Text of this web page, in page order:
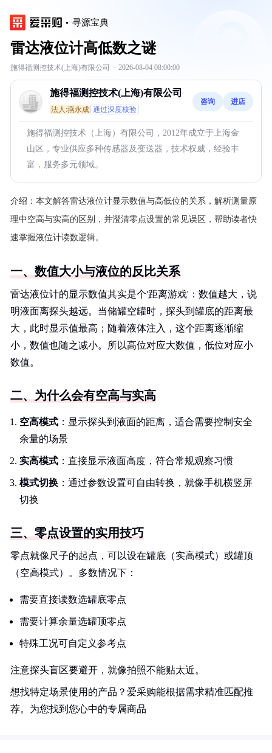
寻源宝典
雷达液位计高低数之谜
施得福测控技术(上海)有限公司 · 2026-08-04 08:00:00
施得福测控技术(上海)有限公司
法人:燕永成 通过深度核验
咨询 进店
施得福测控技术（上海）有限公司，2012年成立于上海金
山区，专业供应多种传感器及变送器，技术权威，经验丰
富，服务多元领域。
介绍： 本文解答雷达液位计显示数值与高低位的关系，解析测量原
理中空高与实高的区别，并澄清零点设置的常见误区，帮助读者快
速掌握液位计读数逻辑。
一、数值大小与液位的反比关系
雷达液位计的显示数值其实是个'距离游戏'：数值越大，说
明液面离探头越远。当储罐空罐时，探头到罐底的距离最
大，此时显示值最高；随着液体注入，这个距离逐渐缩
小，数值也随之减小。所以高位对应大数值，低位对应小
数值。
二、为什么会有空高与实高
空高模式 ：显示探头到液面的距离，适合需要控制安全
余量的场景
实高模式 ：直接显示液面高度，符合常规观察习惯
模式切换 ：通过参数设置可自由转换，就像手机横竖屏
切换
三、零点设置的实用技巧
零点就像尺子的起点，可以设在罐底（实高模式）或罐顶
（空高模式）。多数情况下：
需要直接读数选罐底零点
需要计算余量选罐顶零点
特殊工况可自定义参考点
注意探头盲区要避开，就像拍照不能贴太近。
想找特定场景使用的产品？爱采购能根据需求精准匹配推
荐。为您找到您心中的专属商品